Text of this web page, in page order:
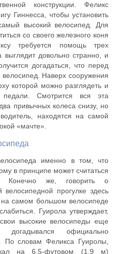
конструкции. Феликс
Гиннесса, чтобы установить
высокий велосипед. Для
со своего железного коня
требуется помощь трех
выглядит довольно странно, и
догадаться, что перед
Наверх сооружения
которой можно разглядеть и
Смотрится вся эта
привычных колеса снизу, но
находятся на самой
«мачте».
именно в том, что
в принципе может считаться
Конечно же, говорить о
прогулке здесь
самом большом велосипеде
Гуирола утверждает,
высокие велосипеды еще
официально
По словам Феликса Гуиролы,
на 6.5-футовом (1.9 м)